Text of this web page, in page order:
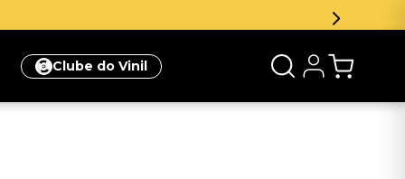
Clube do Vinil